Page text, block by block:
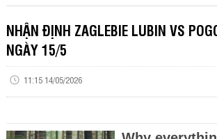
NHẬN ĐỊNH ZAGLEBIE LUBIN VS
NGÀY 15/5
11:15 14/05/2026